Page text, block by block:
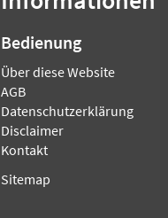
Bedienung
Über diese Website
AGB
Datenschutzerklärung
Disclaimer
Kontakt
Sitemap